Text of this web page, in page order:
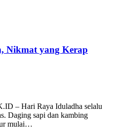
Nikmat yang Kerap
– Hari Raya Iduladha selalu
Daging sapi dan kambing
mulai…